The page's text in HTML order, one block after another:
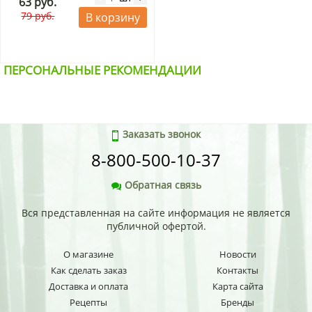
79 руб. В корзину
ПЕРСОНАЛЬНЫЕ РЕКОМЕНДАЦИИ
Заказать звонок
8-800-500-10-37
Обратная связь
Вся представленная на сайте информация не является
публичной офертой.
О магазине
Как сделать заказ
Доставка и оплата
Рецепты
Новости
Контакты
Карта сайта
Бренды